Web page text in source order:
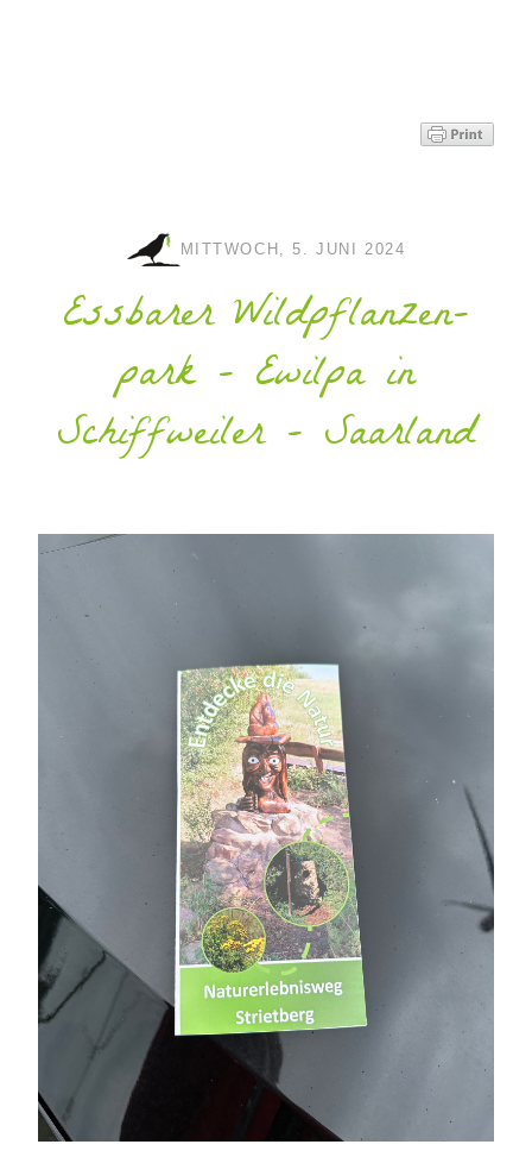
MITTWOCH, 5. JUNI 2024
Essbarer Wildpflanzen­
park - Ewilpa in
Schiffweiler - Saarland